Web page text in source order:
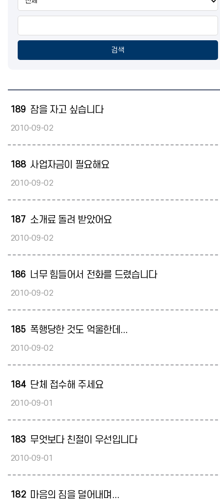
검색
189 잠을 자고 싶습니다
2010-09-02
188 사업자금이 필요해요
2010-09-02
187 소개료 돌려 받았어요
2010-09-02
186 너무 힘들어서 전화를 드렸습니다
2010-09-02
185 폭행당한 것도 억울한데...
2010-09-02
184 단체 접수해 주세요
2010-09-01
183 무엇보다 친절이 우선입니다
2010-09-01
182 마음의 짐을 덜어내며...